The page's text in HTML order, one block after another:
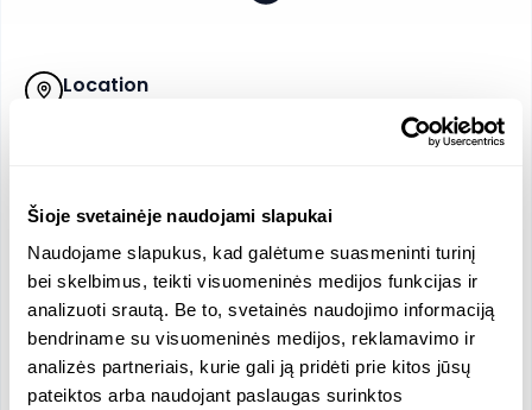
Šioje svetainėje naudojami slapukai
Naudojame slapukus, kad galėtume suasmeninti turinį
bei skelbimus, teikti visuomeninės medijos funkcijas ir
analizuoti srautą. Be to, svetainės naudojimo informaciją
bendriname su visuomeninės medijos, reklamavimo ir
analizės partneriais, kurie gali ją pridėti prie kitos jūsų
pateiktos arba naudojant paslaugas surinktos
Location
Gedimino pr., Vilnius, Lithuania, Lithuania
9918.05 / 5710.85 EUR
Revenue
725000 EUR
Salary
7245.24 EUR
Official Languages
Lithuanian English